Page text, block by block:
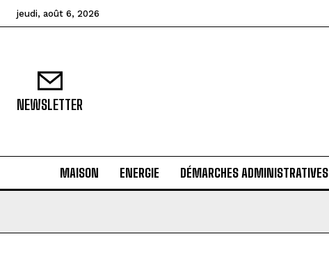
jeudi, août 6, 2026
NEWSLETTER
MAISON ENERGIE DÉMARCHES ADMINISTRATIVES